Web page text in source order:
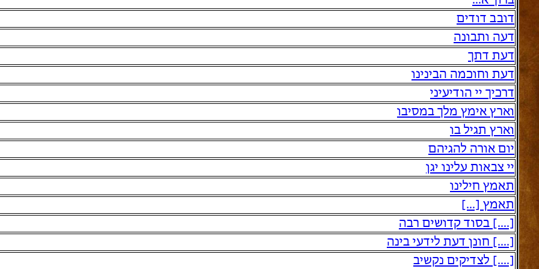
דובב דודים
דעה ותבונה
דעת דתך
דעת וחוכמה הבינינו
דרכיך יי הודיעיני
וארץ אימץ מלך במסיבו
וארץ תגיל בו
יום אורה להגיהם
יי צבאות עלינו יגן
תאמץ חילינו
תאמץ [...]
[....] בסוד קדושים רבה
[....] חונן דעת לידעי בינה
[....] לצדיקים נקשיב